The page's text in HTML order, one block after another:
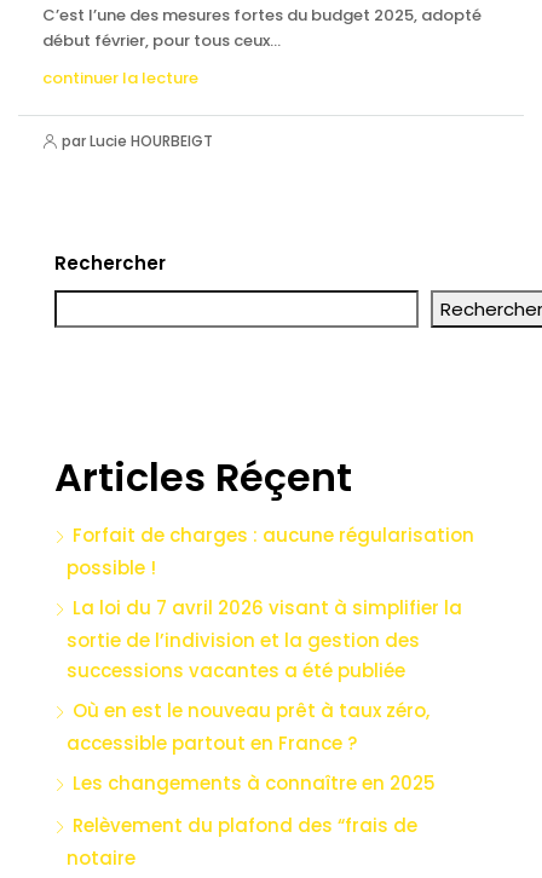
C’est l’une des mesures fortes du budget 2025, adopté
début février, pour tous ceux...
continuer la lecture
par Lucie HOURBEIGT
Rechercher
Rechercher
Articles Réçent
Forfait de charges : aucune régularisation
possible !
La loi du 7 avril 2026 visant à simplifier la
sortie de l’indivision et la gestion des
successions vacantes a été publiée
Où en est le nouveau prêt à taux zéro,
accessible partout en France ?
Les changements à connaître en 2025
Relèvement du plafond des “frais de
notaire